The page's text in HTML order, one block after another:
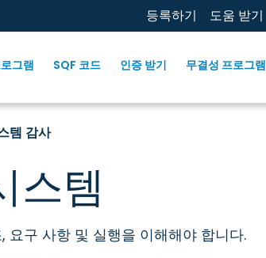
등록하기 도움 받기
그램 SQF 코드 인증 받기 무결성 프로그램
템 감사
스템
요구 사항 및 실행을 이해해야 합니다.